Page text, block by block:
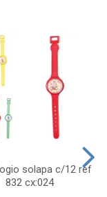
solapa c/12 ref
832 cx:024